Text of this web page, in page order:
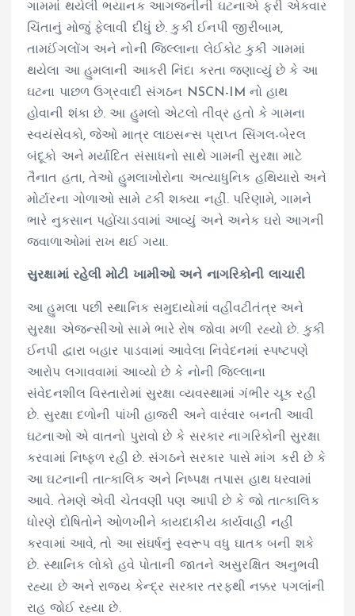
ગામમાં થયેલી ભયાનક આગજનીની ઘટનાએ ફરી એકવાર
ચિંતાનું મોજું ફેલાવી દીધું છે. કુકી ઈનપી જીરીબામ,
તામઈંગલોંગ અને નોની જિલ્લાના લેઈકોટ કુકી ગામમાં
થયેલા આ હુમલાની આકરી નિંદા કરતા જણાવ્યું છે કે આ
ઘટના પાછળ ઉગ્રવાદી સંગઠન NSCN-IM નો હાથ
હોવાની શંકા છે. આ હુમલો એટલો તીવ્ર હતો કે ગામના
સ્વયંસેવકો, જેઓ માત્ર લાઇસન્સ પ્રાપ્ત સિંગલ-બેરલ
બંદૂકો અને મર્યાદિત સંસાધનો સાથે ગામની સુરક્ષા માટે
તૈનાત હતા, તેઓ હુમલાખોરોના અત્યાધુનિક હથિયારો અને
મોર્ટારના ગોળાઓ સામે ટકી શક્યા નહીં. પરિણામે, ગામને
ભારે નુકસાન પહોંચાડવામાં આવ્યું અને અનેક ઘરો આગની
જ્વાળાઓમાં રાખ થઈ ગયા.
સુરક્ષામાં રહેલી મોટી ખામીઓ અને નાગરિકોની લાચારી
આ હુમલા પછી સ્થાનિક સમુદાયોમાં વહીવટીતંત્ર અને
સુરક્ષા એજન્સીઓ સામે ભારે રોષ જોવા મળી રહ્યો છે. કુકી
ઈનપી દ્વારા બહાર પાડવામાં આવેલા નિવેદનમાં સ્પષ્ટપણે
આરોપ લગાવવામાં આવ્યો છે કે નોની જિલ્લાના
સંવેદનશીલ વિસ્તારોમાં સુરક્ષા વ્યવસ્થામાં ગંભીર ચૂક રહી
છે. સુરક્ષા દળોની પાંખી હાજરી અને વારંવાર બનતી આવી
ઘટનાઓ એ વાતનો પુરાવો છે કે સરકાર નાગરિકોની સુરક્ષા
કરવામાં નિષ્ફળ રહી છે. સંગઠને સરકાર પાસે માંગ કરી છે કે
આ ઘટનાની તાત્કાલિક અને નિષ્પક્ષ તપાસ હાથ ધરવામાં
આવે. તેમણે એવી ચેતવણી પણ આપી છે કે જો તાત્કાલિક
ધોરણે દોષિતોને ઓળખીને કાયદાકીય કાર્યવાહી નહીં
કરવામાં આવે, તો આ સંઘર્ષનું સ્વરૂપ વધુ ઘાતક બની શકે
છે. સ્થાનિક લોકો હવે પોતાની જાતને અસુરક્ષિત અનુભવી
રહ્યા છે અને રાજ્ય કેન્દ્ર સરકાર તરફથી નક્કર પગલાંની
રાહ જોઈ રહ્યા છે.